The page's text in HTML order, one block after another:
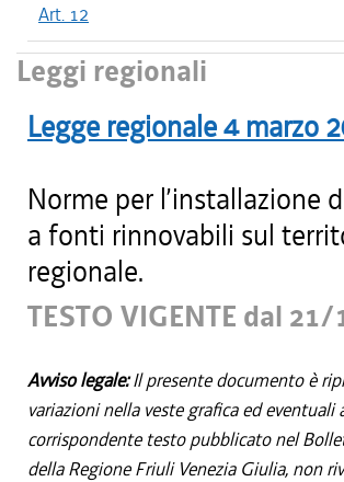
Art. 12
Leggi regionali
Legge regionale4 marzo
Norme per l’installazione
a fonti rinnovabili sul
regionale.
TESTO VIGENTE dal
Avviso legale:Il presente documento è
variazioni nella veste grafica ed eventuali
corrispondente testo pubblicato nel
della Regione Friuli Venezia Giulia, non